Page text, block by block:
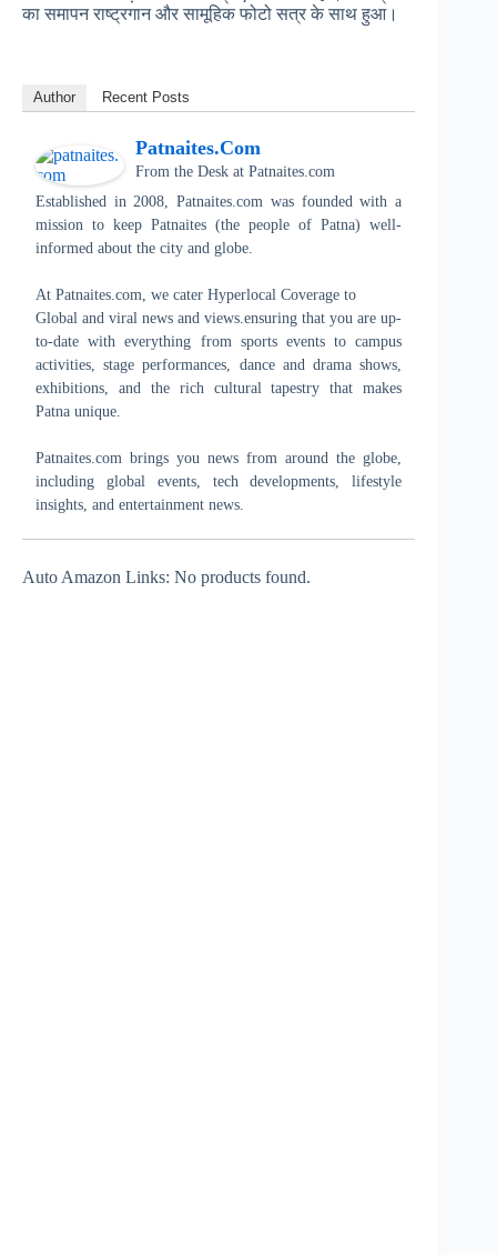
का समापन राष्ट्रगान और सामूहिक फोटो सत्र के साथ हुआ।
Author Recent Posts
Patnaites.com
From the Desk at Patnaites.com
Established in 2008, Patnaites.com was founded with a
mission to keep Patnaites (the people of Patna) well-
informed about the city and globe.
At Patnaites.com, we cater Hyperlocal Coverage to
Global and viral news and views.ensuring that you are up-
to-date with everything from sports events to campus
activities, stage performances, dance and drama shows,
exhibitions, and the rich cultural tapestry that makes
Patna unique.
Patnaites.com brings you news from around the globe,
including global events, tech developments, lifestyle
insights, and entertainment news.
Auto Amazon Links: No products found.